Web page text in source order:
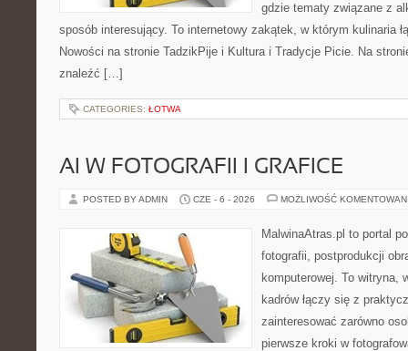
gdzie tematy związane z
sposób interesujący. To internetowy zakątek, w którym kulinaria
Nowości na stronie TadzikPije i Kultura i Tradycje Picie. Na
znaleźć […]
CATEGORIES: ŁOTWA
AI W FOTOGRAFII I GRAFICE
POSTED BY ADMIN CZE - 6 - 2026 MOŻLIWOŚĆ
MalwinaAtras.pl to portal
fotografii, postprodukcji
komputerowej. To witryna,
kadrów łączy się z
zainteresować zarówno
pierwsze kroki w